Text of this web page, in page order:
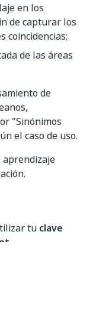
en los
de capturar los
coincidencias;
de las áreas
de
"Sinónimos
el caso de uso.
aprendizaje
tu clave